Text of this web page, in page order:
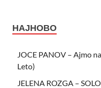
НАЈНОВО
JOCE PANOV – Ajmo
Leto)
JELENA ROZGA –